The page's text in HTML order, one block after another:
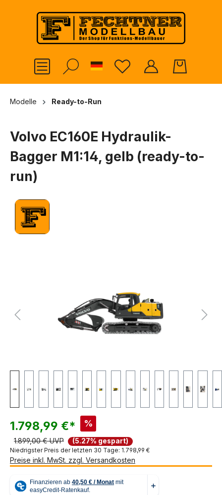
springen
German
Modelle Ready-to-Run
Volvo EC160E Hydraulik-
Bagger M1:14, gelb (ready-to-
run)
1.798,99 €* %
1.899,00 € UVP (5.27% gespart)
Niedrigster Preis der letzten 30 Tage: 1.798,99 €
Preise inkl. MwSt. zzgl. Versandkosten